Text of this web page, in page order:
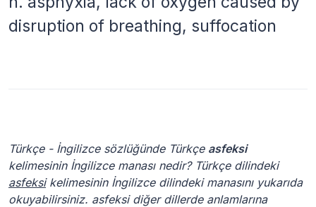
disruption of breathing, suffocation
Türkçe - İngilizce sözlüğünde Türkçe asfeksi
kelimesinin İngilizce manası nedir? Türkçe dilindeki
asfeksikelimesinin İngilizce dilindeki manasını yukarıda
okuyabilirsiniz. asfeksi diğer dillerde anlamlarına